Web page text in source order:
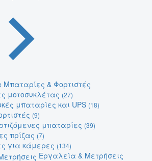
Μπαταρίες & Φορτιστές
μοτοσυκλέτας (27)
μπαταρίες και UPS (18)
(9)
μπαταρίες (39)
πρίζας (7)
για κάμερες (134)
Εργαλεία & Μετρήσεις